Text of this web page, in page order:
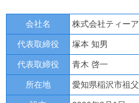
会社名 株式会社ティー
代表取締役 塚本 知男
代表取締役 青木 啓一
所在地 愛知県稲沢市祖